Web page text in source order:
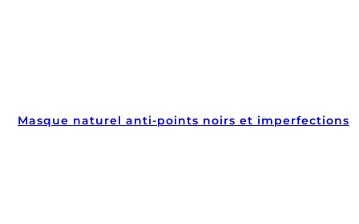
Masque naturel anti-points noirs et imperfections